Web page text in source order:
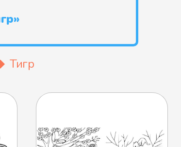
Тигр